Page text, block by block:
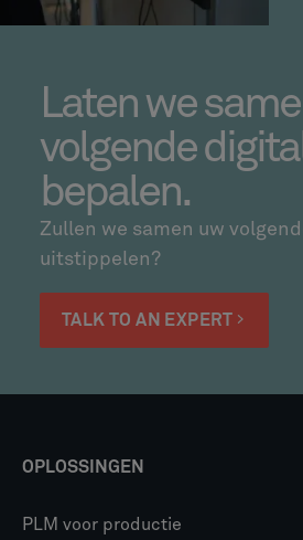
Laten we
volgende
bepalen.
Zullen we samen uw
uitstippelen?
TALK TO AN EXPERT
OPLOSSINGEN
PLM voor productie